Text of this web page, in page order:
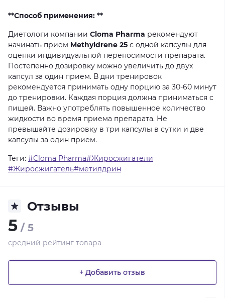
**Способ применения: **
Диетологи компании Cloma Pharma рекомендуют
начинать прием Methyldrene 25 с одной капсулы для
оценки индивидуальной переносимости препарата.
Постепенно дозировку можно увеличить до двух
капсул за один прием. В дни тренировок
рекомендуется принимать одну порцию за 30-60 минут
до тренировки. Каждая порция должна приниматься с
пищей. Важно употреблять повышенное количество
жидкости во время приема препарата. Не
превышайте дозировку в три капсулы в сутки и две
капсулы за один прием.
Теги: #Cloma Pharma#Жиросжигатели
#Жиросжигатель#метилдрин
Отзывы
5 / 5
средний рейтинг товара
+ Добавить отзыв